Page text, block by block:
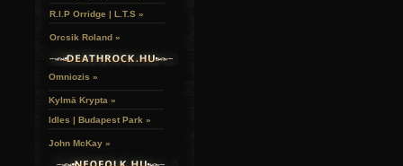
R.I.P Orridge | L.T.S »
Orcsik Roland »
Omniozis »
Kylmä Krypta »
Idles | Budapest Park »
John McKay »